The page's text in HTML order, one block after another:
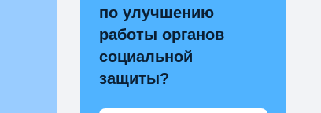
по улучшению
работы органов
социальной
защиты?